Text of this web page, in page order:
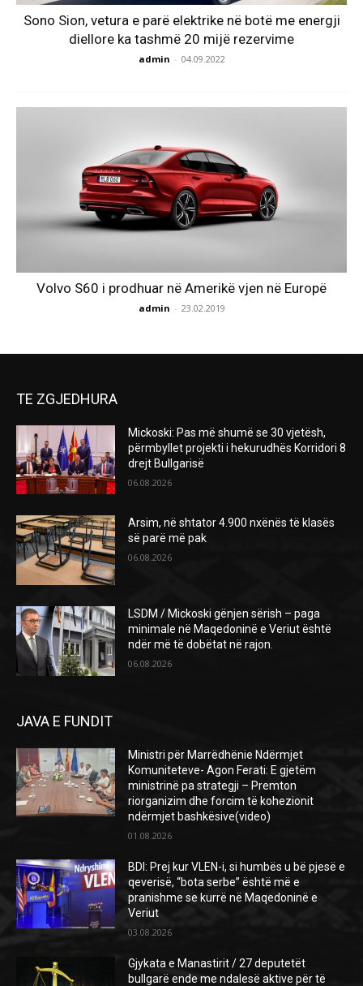
Sono Sion, vetura e parë elektrike në botë me energji
diellore ka tashmë 20 mijë rezervime
admin - 04.09.2022
Volvo S60 i prodhuar në Amerikë vjen në Europë
admin - 23.02.2019
TE ZGJEDHURA
Mickoski: Pas më shumë se 30 vjetësh,
përmbyllet projekti i hekurudhës Korridori 8
drejt Bullgarisë
06.08.2026
Arsim, në shtator 4.900 nxënës të klasës
së parë më pak
06.08.2026
LSDM / Mickoski gënjen sërish – paga
minimale në Maqedoninë e Veriut është
ndër më të dobëtat në rajon.
06.08.2026
JAVA E FUNDIT
Ministri për Marrëdhënie Ndërmjet
Komuniteteve- Agon Ferati: E gjetëm
ministrinë pa strategji – Premton
riorganizim dhe forcim të kohezionit
ndërmjet bashkësive(video)
01.08.2026
BDI: Prej kur VLEN-i, si humbës u bë pjesë e
qeverisë, “bota serbe” është më e
pranishme se kurrë në Maqedoninë e
Veriut
03.08.2026
Gjykata e Manastirit / 27 deputetët
bullgarë ende me ndalesë aktive për të